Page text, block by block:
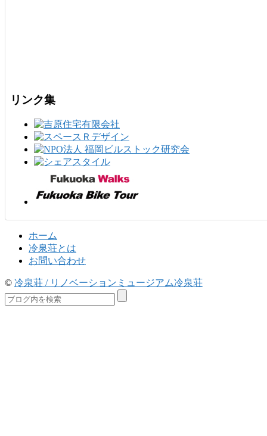
リンク集
ホーム
冷泉荘とは
お問い合わせ
© 冷泉荘 / リノベーションミュージアム冷泉荘